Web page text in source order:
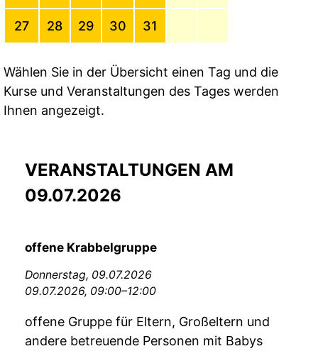
27 28 29 30 31
Wählen Sie in der Übersicht einen Tag und die
Kurse und Veranstaltungen des Tages werden
Ihnen angezeigt.
VERANSTALTUNGEN AM
09.07.2026
offene Krabbelgruppe
Donnerstag, 09.07.2026
09.07.2026, 09:00–12:00
offene Gruppe für Eltern, Großeltern und
andere betreuende Personen mit Babys